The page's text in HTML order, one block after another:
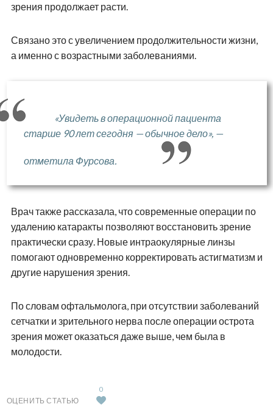
зрения продолжает расти.
Связано это с увеличением продолжительности жизни,
а именно с возрастными заболеваниями.
«Увидеть в операционной пациента
старше 90 лет сегодня — обычное дело», —
отметила Фурсова.
Врач также рассказала, что современные операции по
удалению катаракты позволяют восстановить зрение
практически сразу. Новые интраокулярные линзы
помогают одновременно корректировать астигматизм и
другие нарушения зрения.
По словам офтальмолога, при отсутствии заболеваний
сетчатки и зрительного нерва после операции острота
зрения может оказаться даже выше, чем была в
молодости.
ОЦЕНИТЬ СТАТЬЮ
0